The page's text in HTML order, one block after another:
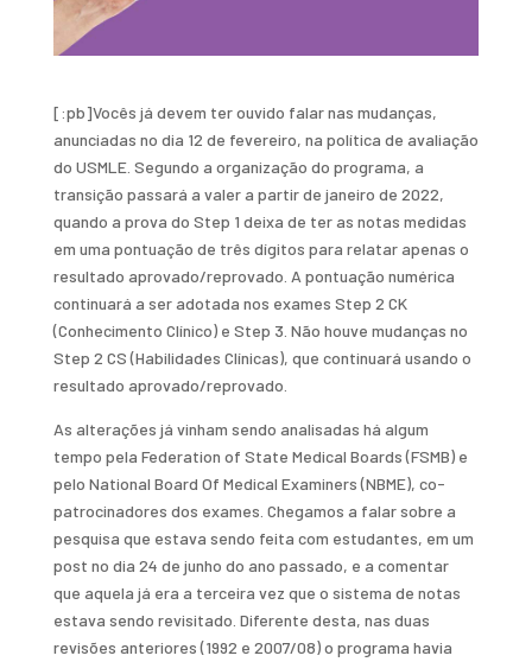
[:pb]Vocês já devem ter ouvido falar nas mudanças,
anunciadas no dia 12 de fevereiro, na política de avaliação
do USMLE. Segundo a organização do programa, a
transição passará a valer a partir de janeiro de 2022,
quando a prova do Step 1 deixa de ter as notas medidas
em uma pontuação de três dígitos para relatar apenas o
resultado aprovado/reprovado. A pontuação numérica
continuará a ser adotada nos exames Step 2 CK
(Conhecimento Clínico) e Step 3. Não houve mudanças no
Step 2 CS (Habilidades Clínicas), que continuará usando o
resultado aprovado/reprovado.
As alterações já vinham sendo analisadas há algum
tempo pela Federation of State Medical Boards (FSMB) e
pelo National Board Of Medical Examiners (NBME), co-
patrocinadores dos exames. Chegamos a falar sobre a
pesquisa que estava sendo feita com estudantes, em um
post no dia 24 de junho do ano passado, e a comentar
que aquela já era a terceira vez que o sistema de notas
estava sendo revisitado. Diferente desta, nas duas
revisões anteriores (1992 e 2007/08) o programa havia